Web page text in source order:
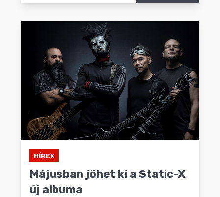
HÍREK
Májusban jöhet ki a Static-X
új albuma